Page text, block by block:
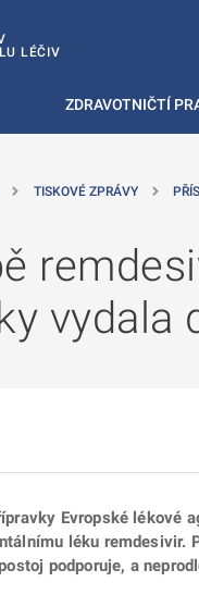
LÉČIV
ZDRAVOTNIČTÍ
TISKOVÉ ZPRÁVY
vydala
Evropské lékové
léku remdesivir.
podporuje, a